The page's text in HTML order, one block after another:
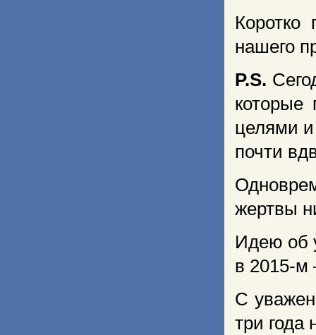
Коротко
нашего
P.S.
которые
целями
почти
жертвы
Идею об
в 2015-
С
три года